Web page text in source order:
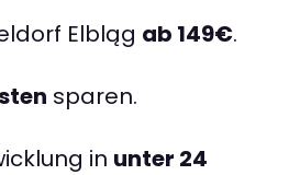
Elbląg ab 149€.
sparen.
in unter 24